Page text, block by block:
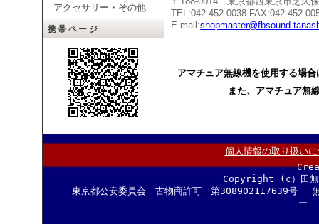
アクセサリー・その他
携帯ページ
TEL:042-452-0038 FAX:042-452-
E-mail:shopmaster@fbsound-
アマチュア無線機を使用する場
また、アマチュア無
個人情報の取り扱い
Copyright (c）田
東京都公安委員会 古物商許可 第308902117639号